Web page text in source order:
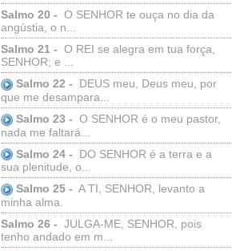
Salmo 20 - O SENHOR te ouça no dia da
angústia, o n...
Salmo 21 - O REI se alegra em tua força,
SENHOR; e ...
Salmo 22 -
DEUS meu, Deus meu, por
que me desampara...
Salmo 23 - O SENHOR é o meu pastor,
nada me faltará...
Salmo 24 -
DO SENHOR é a terra e a
sua plenitude, o...
Salmo 25 - A TI, SENHOR, levanto a
minha alma.
Salmo 26 - JULGA-ME, SENHOR, pois
tenho andado em m...